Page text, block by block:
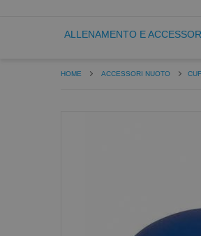
ALLENAMENTO E
HOME ACCESSORI NUOTO